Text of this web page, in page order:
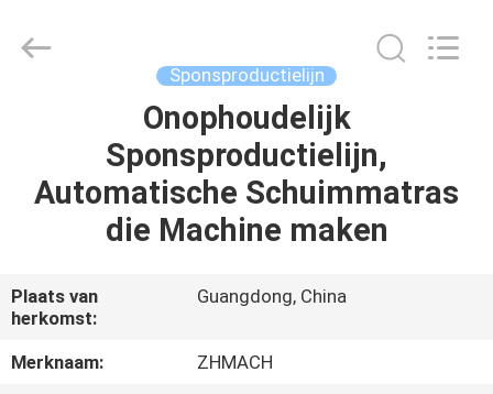
PRODUCTEN
ONS
FABRIEKSREIS
equipment
Sponsproductielijn
Onophoudelijk
Sponsproductielijn,
Automatische Schuimmatras
die Machine maken
Plaats van
herkomst:
Guangdong, China
Merknaam:
ZHMACH